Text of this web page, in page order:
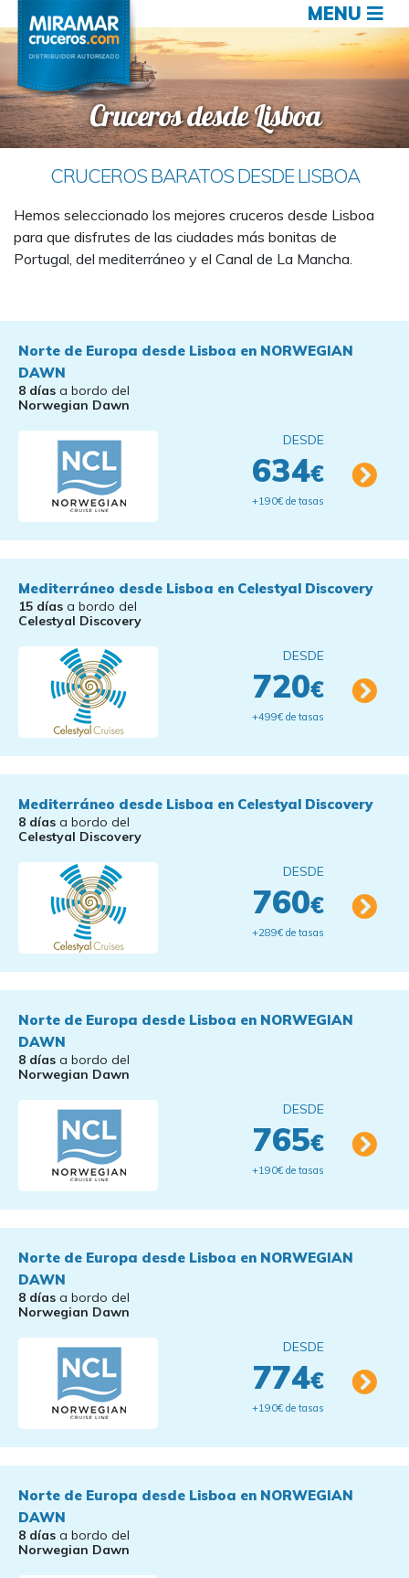
MENU
Cruceros desde Lisboa
CRUCEROS BARATOS DESDE LISBOA
Hemos seleccionado los mejores cruceros desde Lisboa
para que disfrutes de las ciudades más bonitas de
Portugal, del mediterráneo y el Canal de La Mancha.
Norte de Europa desde Lisboa en NORWEGIAN
DAWN
8 días a bordo del
Norwegian Dawn
DESDE
634€
+190€ de tasas
Mediterráneo desde Lisboa en Celestyal Discovery
15 días a bordo del
Celestyal Discovery
DESDE
720€
+499€ de tasas
Mediterráneo desde Lisboa en Celestyal Discovery
8 días a bordo del
Celestyal Discovery
DESDE
760€
+289€ de tasas
Norte de Europa desde Lisboa en NORWEGIAN
DAWN
8 días a bordo del
Norwegian Dawn
DESDE
765€
+190€ de tasas
Norte de Europa desde Lisboa en NORWEGIAN
DAWN
8 días a bordo del
Norwegian Dawn
DESDE
774€
+190€ de tasas
Norte de Europa desde Lisboa en NORWEGIAN
DAWN
8 días a bordo del
Norwegian Dawn